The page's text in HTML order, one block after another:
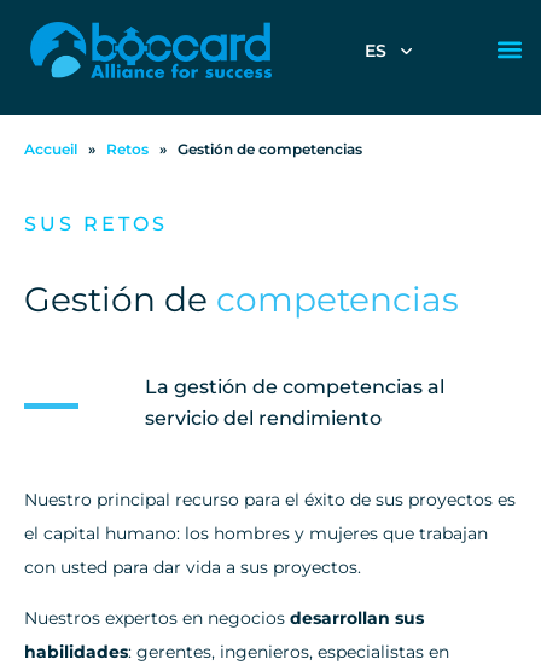
ES
Accueil » Retos » Gestión de competencias
SUS RETOS
Gestión de competencias
La gestión de competencias al
servicio del rendimiento
Nuestro principal recurso para el éxito de sus proyectos es
el capital humano: los hombres y mujeres que trabajan
con usted para dar vida a sus proyectos.
Nuestros expertos en negocios desarrollan sus
habilidades: gerentes, ingenieros, especialistas en